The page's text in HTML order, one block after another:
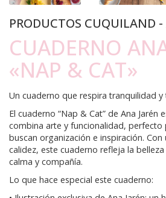
PRODUCTOS CUQUILAND -
CUADERNO
«NAP & CAT»
Un cuaderno que respira tranquilidad y
El cuaderno “Nap & Cat” de Ana Jarén
combina arte y funcionalidad, perfecto
buscan organización e inspiración.
calidez, este cuaderno refleja la
calma y compañía.
Lo que hace especial este cuaderno: